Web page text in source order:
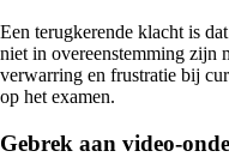
Een terugkerende klacht is
niet in overeenstemming zijn
verwarring en frustratie bij
op het examen.
Gebrek aan video-